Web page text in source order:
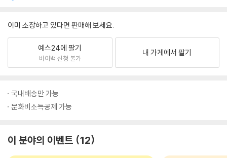
이미 소장하고 있다면 판매해 보세요.
예스24에 팔기
바이백 신청 불가
내 가게에서 팔기
국내배송만 가능
문화비소득공제 가능
이 분야의 이벤트 12